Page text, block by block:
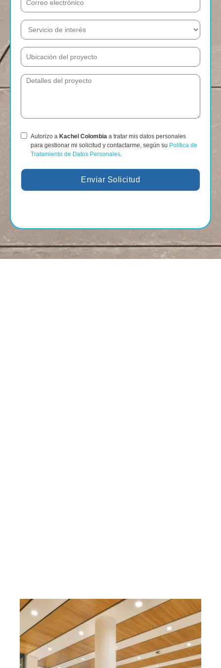
Autorizo a Kachel Colombia a tratar mis datos personales
para gestionar mi solicitud y contactarme, según su Política de
Tratamiento de Datos Personales
Enviar Solicitud